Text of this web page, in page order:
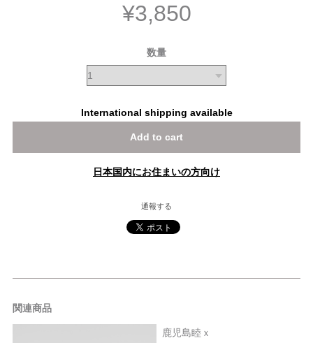
¥3,850
数量
International shipping available
Add to cart
日本国内にお住まいの方向け
通報する
関連商品
鹿児島睦ｘ